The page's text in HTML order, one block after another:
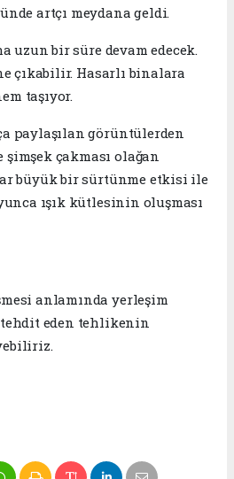
artçı meydana geldi.
uzun bir süre devam edecek.
çıkabilir. Hasarlı binalara
taşıyor.
paylaşılan görüntülerden
çakması olağan
büyük bir sürtünme etkisi ile
ışık kütlesinin oluşması
anlamında yerleşim
eden tehlikenin